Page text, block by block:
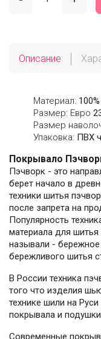
Описание
Материал:
Размер: Евро
Размер
Упаковка: ПВХ
Покрывало
Пэчворк - это
берет начало в
техники шитья
после запрета на
Популярность
материала для
называли -
бережливого шитья
В России техника
того что изделия
технике шили на
покрывала и
Современные